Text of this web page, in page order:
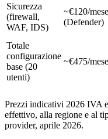
Sicurezza
(firewall,
WAF, IDS)
~€120/mese
(Defender)
Totale
configurazione
base (20
utenti)
~€475/mese
Prezzi indicativi 2026 IVA
effettivo, alla regione e al
provider, aprile 2026.